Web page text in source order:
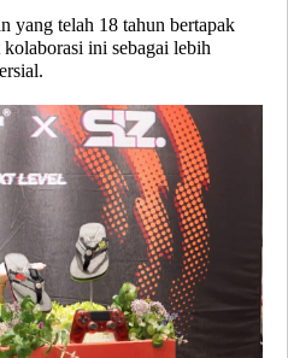
yang telah 18 tahun bertapak
ini sebagai lebih